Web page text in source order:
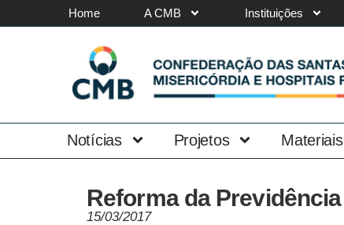
Home A CMB Instituições
Notícias Projetos
Reforma da
15/03/2017